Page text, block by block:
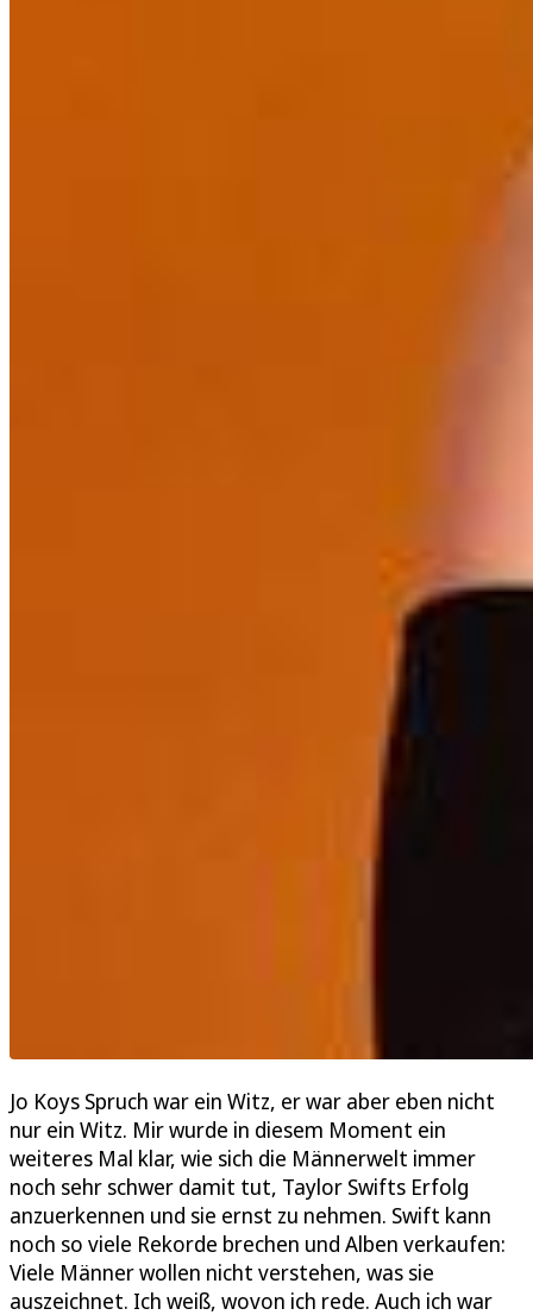
Jo Koys Spruch war ein Witz, er war aber eben nicht
nur ein Witz. Mir wurde in diesem Moment ein
weiteres Mal klar, wie sich die Männerwelt immer
noch sehr schwer damit tut, Taylor Swifts Erfolg
anzuerkennen und sie ernst zu nehmen. Swift kann
noch so viele Rekorde brechen und Alben verkaufen:
Viele Männer wollen nicht verstehen, was sie
auszeichnet. Ich weiß, wovon ich rede. Auch ich war